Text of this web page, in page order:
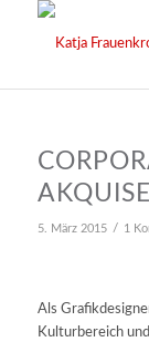
5. März 2015 / 1
Als
Kulturbereich